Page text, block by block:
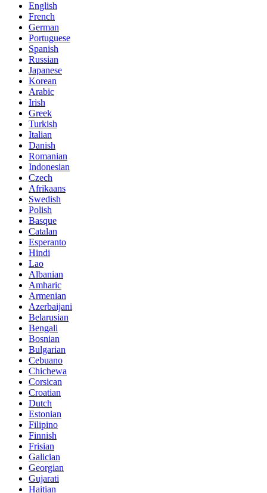
English
French
German
Portuguese
Spanish
Russian
Japanese
Korean
Arabic
Irish
Greek
Turkish
Italian
Danish
Romanian
Indonesian
Czech
Afrikaans
Swedish
Polish
Basque
Catalan
Esperanto
Hindi
Lao
Albanian
Amharic
Armenian
Azerbaijani
Belarusian
Bengali
Bosnian
Bulgarian
Cebuano
Chichewa
Corsican
Croatian
Dutch
Estonian
Filipino
Finnish
Frisian
Galician
Georgian
Gujarati
Haitian